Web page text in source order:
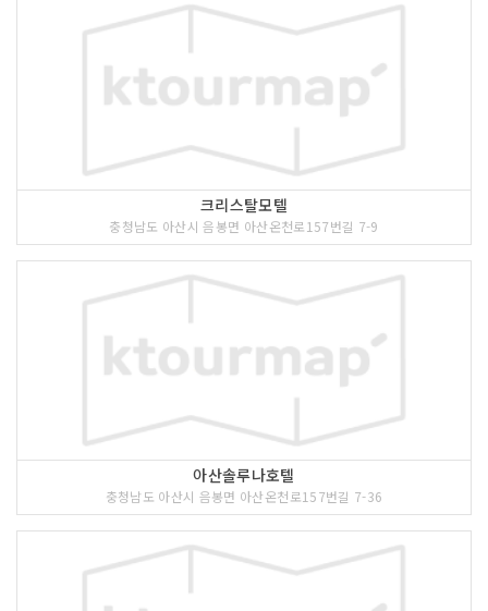
크리스탈모텔
충청남도 아산시 음봉면 아산온천로157번길 7-9
아산솔루나호텔
충청남도 아산시 음봉면 아산온천로157번길 7-36